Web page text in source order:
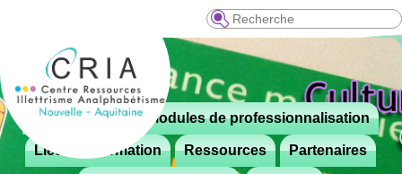
Recherche
Menu
principal
Aller
contenu
 Le CRIA Modules de professionnalisation
Lieux de formation Ressources Partenaires